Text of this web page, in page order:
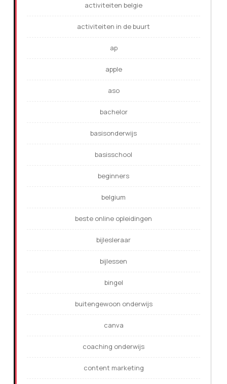
activiteiten belgie
activiteiten in de buurt
ap
apple
aso
bachelor
basisonderwijs
basisschool
beginners
belgium
beste online opleidingen
bijlesleraar
bijlessen
bingel
buitengewoon onderwijs
canva
coaching onderwijs
content marketing